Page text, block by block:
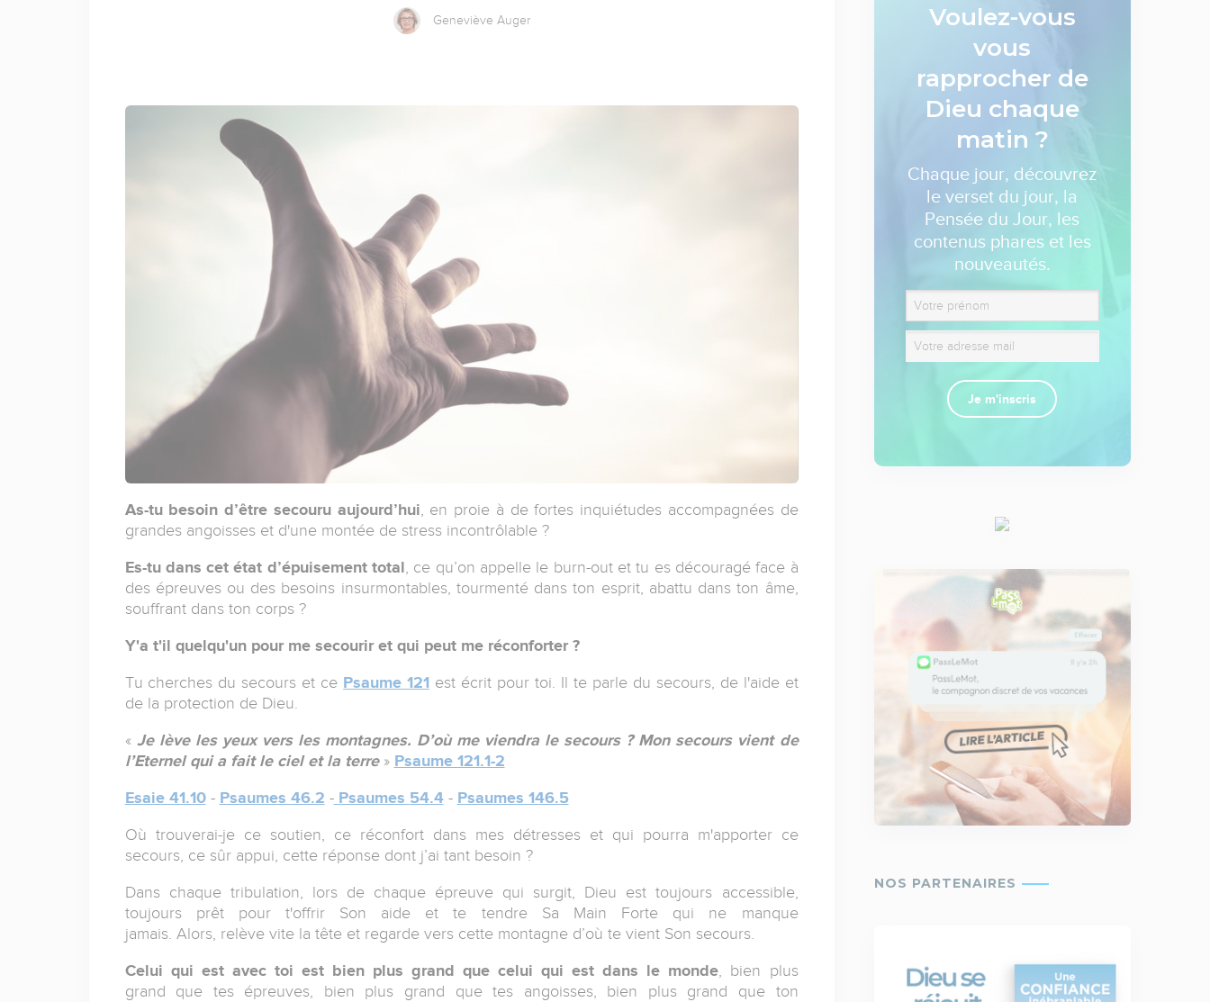
Geneviève Auger
As-tu besoin d’être secouru aujourd’hui, en proie à de fortes inquiétudes accompagnées de
grandes angoisses et d'une montée de stress incontrôlable ?
Es-tu dans cet état d’épuisement total, ce qu’on appelle le burn-out et tu es découragé face à
des épreuves ou des besoins insurmontables, tourmenté dans ton esprit, abattu dans ton âme,
souffrant dans ton corps ?
Y'a t'il quelqu'un pour me secourir et qui peut me réconforter ?
Tu cherches du secours et ce Psaume 121 est écrit pour toi. Il te parle du secours, de l'aide et
de la protection de Dieu.
« Je lève les yeux vers les montagnes. D’où me viendra le secours ? Mon secours vient de
l’Eternel qui a fait le ciel et la terre » Psaume 121.1-2
Esaie 41.10- Psaumes 46.2 - Psaumes 54.4- Psaumes 146.5
Où trouverai-je ce soutien, ce réconfort dans mes détresses et qui pourra m'apporter ce
secours, ce sûr appui, cette réponse dont j’ai tant besoin ?
Dans chaque tribulation, lors de chaque épreuve qui surgit, Dieu esttoujours accessible,
toujours prêt pour t'offrir Son aide et te tendre Sa Main Forte qui ne manque
jamais. Alors, relève vite la tête et regarde vers cette montagne d’où te vient Son secours.
Celui qui est avec toi est bien plus grand que celui qui est dans le monde, bien plus
grand que tes épreuves, bien plus grand que tes angoisses, bien plus grand que ton
Voulez-vous
vous
rapprocher de
Dieu chaque
matin ?
Chaque jour, découvrez
le verset du jour, la
Pensée du Jour, les
contenus phares et les
nouveautés.
Je m'inscris